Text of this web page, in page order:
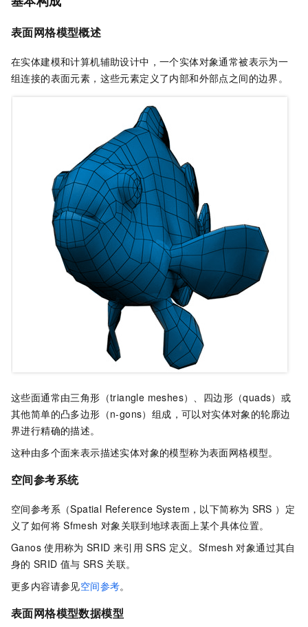
表面网格模型概述
在实体建模和计算机辅助设计中，一个实体对象通常被表示为一
组连接的表面元素，这些元素定义了内部和外部点之间的边界。
这些面通常由三角形（triangle meshes）、四边形（quads）或
其他简单的凸多边形（n-gons）组成，可以对实体对象的轮廓边
界进行精确的描述。
这种由多个面来表示描述实体对象的模型称为表面网格模型。
空间参考系统
空间参考系（Spatial Reference System，以下简称为 SRS ）定
义了如何将 Sfmesh 对象关联到地球表面上某个具体位置。
Ganos 使用称为 SRID 来引用 SRS 定义。Sfmesh 对象通过其自
身的 SRID 值与 SRS 关联。
更多内容请参见空间参考。
表面网格模型数据模型